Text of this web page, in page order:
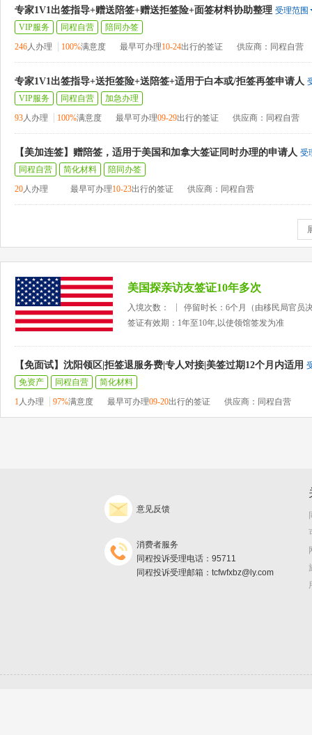
专家1V1出签指导+赠送陪签+赠送拒签险+面签材料协助整理 受理范围
VIP服务
同程自营
陪同办签
246人办理 100%满意度 最早可办理10-24出行的签证 供应商：同程自营
专家1V1出签指导+送拒签险+送陪签+适用于白本或/拒签再签申请人
VIP服务
同程自营
加急办理
93人办理 100%满意度 最早可办理09-29出行的签证 供应商：同程自营
【美加连签】赠陪签，适用于美国和加拿大签证同时办理的申请人 受
同程自营
简化材料
陪同办签
20人办理 最早可办理10-23出行的签证 供应商：同程自营
美国探亲访友签证10年多次
入境次数：
停留时长：6个月（由移民局官员
签证有效期：1年至10年,以使领馆签发为准
【免面试】沈阳领区|拒签退服务费|专人对接|美签过期12个月内适用
免资产
同程自营
简化材料
1人办理 97%满意度 最早可办理09-20出行的签证 供应商：同程自营
意见反馈
消费者服务
同程投诉受理电话：95711
同程投诉受理邮箱：tcfwfxbz@ly.com